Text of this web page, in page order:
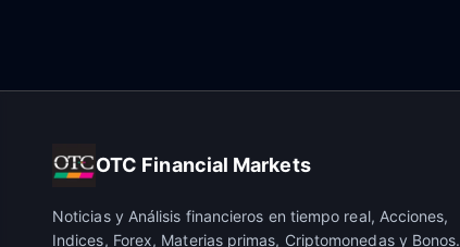
OTC Financial Markets
Noticias y Análisis financieros en tiempo real, Acciones,
Indices, Forex, Materias primas, Criptomonedas y Bonos.